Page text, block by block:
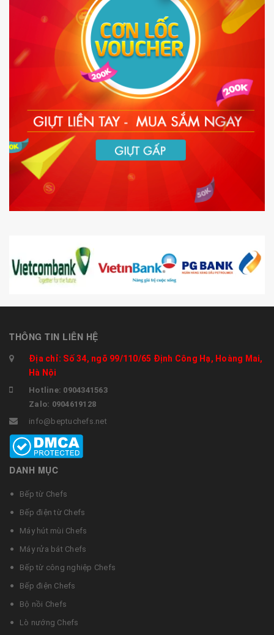
THÔNG TIN LIÊN HỆ
Địa chỉ: Số 34, ngõ 99/110/65 Định Công Hạ, Hoàng Mai,
Hà Nội
Hotline: 0904341563
Zalo: 0904619128
info@beptuchefs.net
DANH MỤC
Bếp từ Chefs
Bếp điện từ Chefs
Máy hút mùi Chefs
Máy rửa bát Chefs
Bếp từ công nghiệp Chefs
Bếp điện Chefs
Bộ nồi Chefs
Lò nướng Chefs